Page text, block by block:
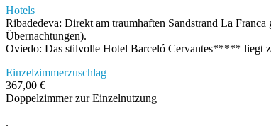
Hotels
Ribadedeva: Direkt am traumhaften Sandstrand La
Übernachtungen).
Oviedo: Das stilvolle Hotel Barceló Cervantes***** liegt
Einzelzimmerzuschlag
367,00 €
Doppelzimmer zur Einzelnutzung
.